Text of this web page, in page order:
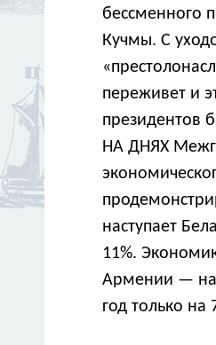
бессменного
Кучмы. С
переживет и
президентов
НА ДНЯХ
наступает
11%.
Армении — на
год только на